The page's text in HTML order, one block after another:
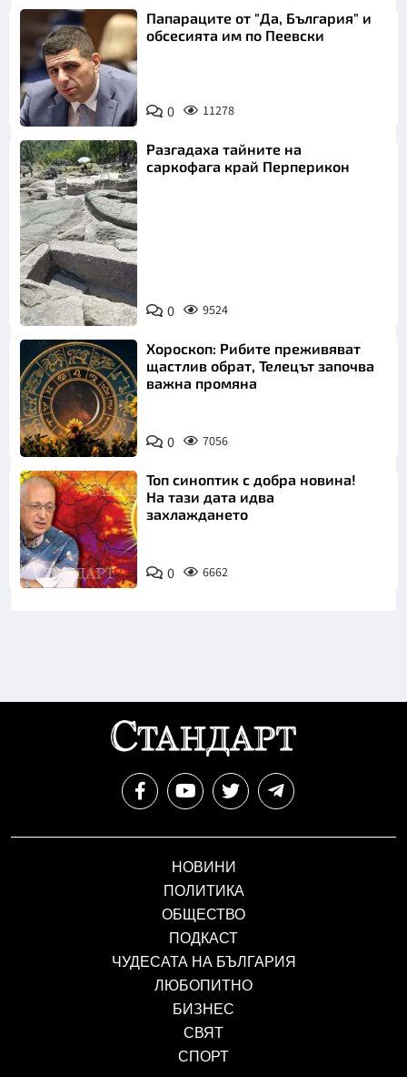
Папараците от "Да, България" и
обсесията им по Пеевски
0 11278
Снимка:
Bulgaria ON
AIR
Разгадаха тайните на
саркофага край Перперикон
0 9524
Хороскоп: Рибите преживяват
щастлив обрат, Телецът започва
важна промяна
0 7056
Топ синоптик с добра новина!
На тази дата идва
захлаждането
0 6662
НОВИНИ
ПОЛИТИКА
ОБЩЕСТВО
ПОДКАСТ
ЧУДЕСАТА НА БЪЛГАРИЯ
ЛЮБОПИТНО
БИЗНЕС
СВЯТ
СПОРТ